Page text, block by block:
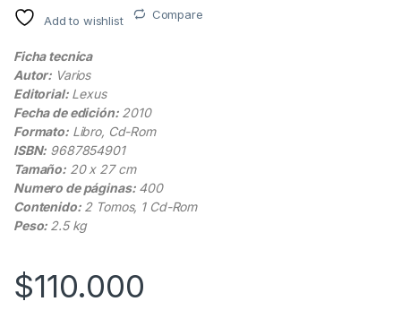
Add to wishlist Compare
Ficha tecnica
Autor: Varios
Editorial:Lexus
Fecha de edición:2010
Formato:Libro, Cd-Rom
ISBN: 9687854901
Tamaño: 20 x 27 cm
Numero de páginas:400
Contenido:2 Tomos, 1 Cd-Rom
Peso: 2.5 kg
$110.000